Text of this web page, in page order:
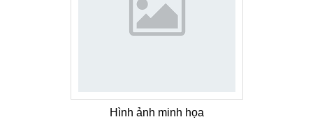
Hình ảnh minh họa